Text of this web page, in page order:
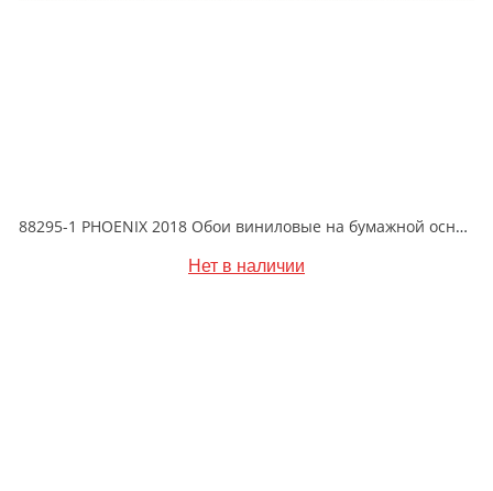
88295-1 PHOENIX 2018 Обои виниловые на бумажной основе 1.06*15.6
Нет в наличии